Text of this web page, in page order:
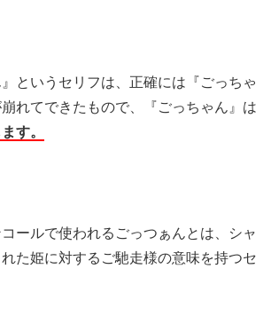
というセリフは、正確には『ごっちゃ
れてできたもので、『ごっちゃん』は
す。
ールで使われるごっつぁんとは、シャ
た姫に対するご馳走様の意味を持つセ